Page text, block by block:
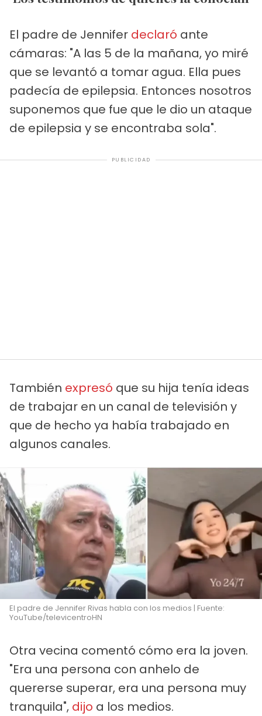
El padre de Jennifer declaró ante
cámaras: "A las 5 de la mañana, yo miré
que se levantó a tomar agua. Ella pues
padecía de epilepsia. Entonces nosotros
suponemos que fue que le dio un ataque
de epilepsia y se encontraba sola".
PUBLICIDAD
También expresó que su hija tenía ideas
de trabajar en un canal de televisión y
que de hecho ya había trabajado en
algunos canales.
El padre de Jennifer Rivas habla con los medios | Fuente:
YouTube/televicentroHN
Otra vecina comentó cómo era la joven.
"Era una persona con anhelo de
quererse superar, era una persona muy
tranquila", dijo a los medios.